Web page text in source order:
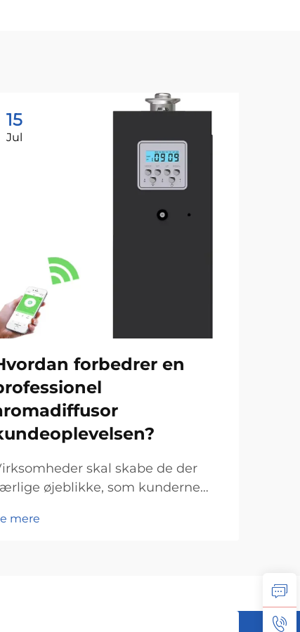
15
Jul
forbedrer en
skal skabe de der
øjeblikke, som kunderne
overfyldte marked. Mange
mere
og